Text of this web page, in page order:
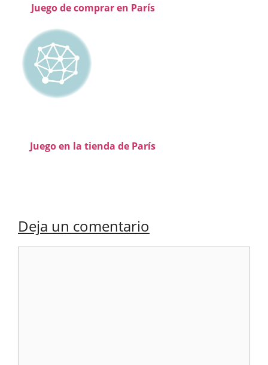
Juego de comprar en París
Juego en la tienda de París
Deja un comentario